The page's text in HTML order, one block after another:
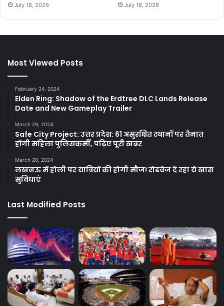
July 18, 2026 July 18, 2026
Most Viewed Posts
February 24, 2024
Elden Ring: Shadow of the Erdtree DLC Lands Release
Date and New Gameplay Trailer
March 29, 2024
Safe City Project: उत्तर प्रदेश: 61 असुरक्षित स्थानों पर तैनात
होंगी महिला पुलिसकर्मी, पढ़िए पूरी खबर
March 20, 2024
लखनऊ में होली पर यात्रियों की होगी मौज! रोडवेज दे रहा ये खास
सुविधाएं
Last Modified Posts